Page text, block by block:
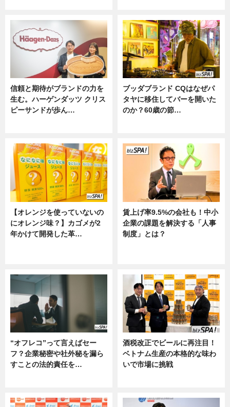
信頼と期待がブランドの力を
生む。ハーゲンダッツ クリス
ピーサンドが歩ん…
ブッダブランド CQはなぜパ
タヤに移住してバーを開いた
のか？60歳の節…
【オレンジを使っていないの
にオレンジ味？】カゴメが2
年かけて開発した革…
賃上げ率9.5%の会社も！中小
企業の課題を解決する「人事
制度」とは？
“オフレコ”って言えばセー
フ？企業秘密や社外秘を漏ら
すことの法的責任を…
酒税改正でビールに再注目！
ベトナム生産の本格的な味わ
いで市場に挑戦